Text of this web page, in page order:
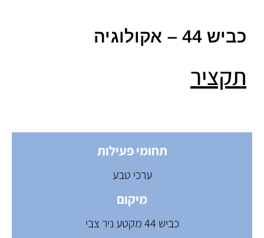
כביש 44 – אקולוגיה
תקציר
תחומי פעילות
ערכי טבע
מיקום
כביש 44 מקטע ניר צבי